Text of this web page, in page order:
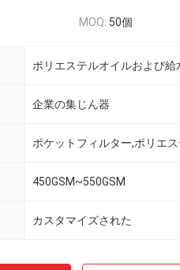
MOQ: 50個
企業の集じん器
450GSM~550GSM
カスタマイズされた